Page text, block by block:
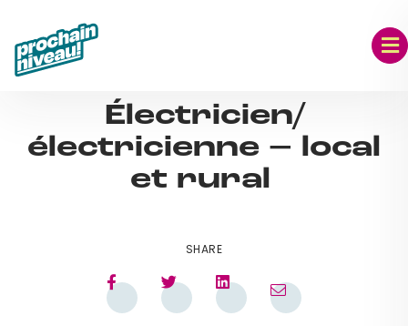
content
Électricien/
électricienne – local
et rural
SHARE